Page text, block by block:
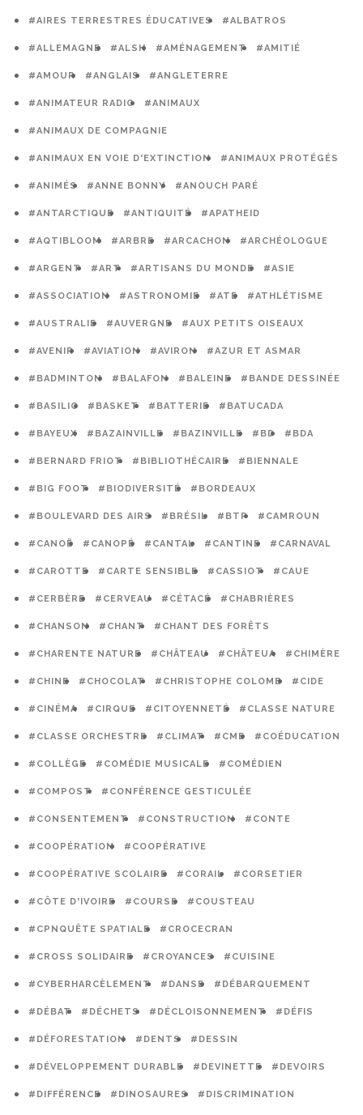
#AIRES TERRESTRES ÉDUCATIVES #ALBATROS
#ALLEMAGNE #ALSH #AMÉNAGEMENT #AMITIÉ
#AMOUR #ANGLAIS #ANGLETERRE
#ANIMATEUR RADIO #ANIMAUX
#ANIMAUX DE COMPAGNIE
#ANIMAUX EN VOIE D'EXTINCTION #ANIMAUX PROTÉGÉS
#ANIMÉS #ANNE BONNY #ANOUCH PARÉ
#ANTARCTIQUE #ANTIQUITÉ #APATHEID
#AQTIBLOOM #ARBRE #ARCACHON #ARCHÉOLOGUE
#ARGENT #ART #ARTISANS DU MONDE #ASIE
#ASSOCIATION #ASTRONOMIE #ATE #ATHLÉTISME
#AUSTRALIE #AUVERGNE #AUX PETITS OISEAUX
#AVENIR #AVIATION #AVIRON #AZUR ET ASMAR
#BADMINTON #BALAFON #BALEINE #BANDE DESSINÉE
#BASILIC #BASKET #BATTERIE #BATUCADA
#BAYEUX #BAZAINVILLE #BAZINVILLE #BD #BDA
#BERNARD FRIOT #BIBLIOTHÉCAIRE #BIENNALE
#BIG FOOT #BIODIVERSITÉ #BORDEAUX
#BOULEVARD DES AIRS #BRÉSIL #BTP #CAMROUN
#CANOË #CANOPÉ #CANTAL #CANTINE #CARNAVAL
#CAROTTE #CARTE SENSIBLE #CASSIOT #CAUE
#CERBÈRE #CERVEAU #CÉTACÉ #CHABRIÈRES
#CHANSON #CHANT #CHANT DES FORÊTS
#CHARENTE NATURE #CHÂTEAU #CHÂTEUA #CHIMÈRE
#CHINE #CHOCOLAT #CHRISTOPHE COLOMB #CIDE
#CINÉMA #CIRQUE #CITOYENNETÉ #CLASSE NATURE
#CLASSE ORCHESTRE #CLIMAT #CME #COÉDUCATION
#COLLÈGE #COMÉDIE MUSICALE #COMÉDIEN
#COMPOST #CONFÉRENCE GESTICULÉE
#CONSENTEMENT #CONSTRUCTION #CONTE
#COOPÉRATION #COOPÉRATIVE
#COOPÉRATIVE SCOLAIRE #CORAIL #CORSETIER
#CÔTE D'IVOIRE #COURSE #COUSTEAU
#CPNQUÊTE SPATIALE #CROCECRAN
#CROSS SOLIDAIRE #CROYANCES #CUISINE
#CYBERHARCÈLEMENT #DANSE #DÉBARQUEMENT
#DÉBAT #DÉCHETS #DÉCLOISONNEMENT #DÉFIS
#DÉFORESTATION #DENTS #DESSIN
#DÉVELOPPEMENT DURABLE #DEVINETTE #DEVOIRS
#DIFFÉRENCE #DINOSAURES #DISCRIMINATION